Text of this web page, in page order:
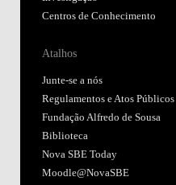
Centros de Conhecimento
Atalhos
Junte-se a nós
Regulamentos e Atos Públicos
Fundação Alfredo de Sousa
Biblioteca
Nova SBE Today
Moodle@NovaSBE